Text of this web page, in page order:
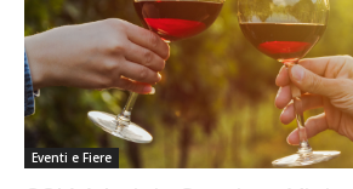
Eventi e Fiere